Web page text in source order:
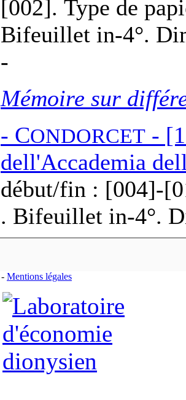
[002]. Type de papier :
Bifeuillet
-
Mémoire sur
- CONDORCET -
dell'Accademia
début/fin : [004]-
.
- Mentions légales